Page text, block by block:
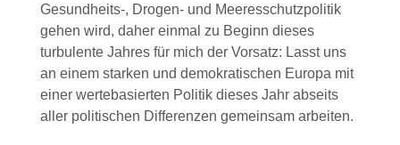
Gesundheits-, Drogen- und Meeresschutzpolitik
gehen wird, daher einmal zu Beginn dieses
turbulente Jahres für mich der Vorsatz: Lasst uns
an einem starken und demokratischen Europa mit
einer wertebasierten Politik dieses Jahr abseits
aller politischen Differenzen gemeinsam arbeiten.